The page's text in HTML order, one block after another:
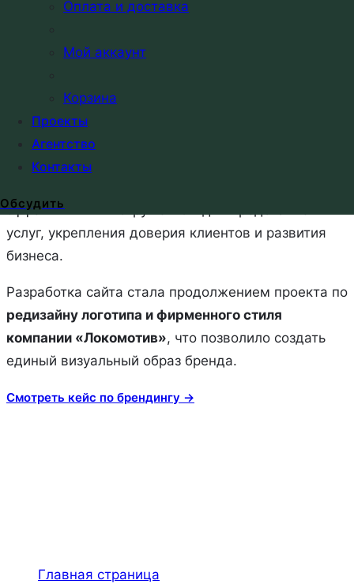
Оплата и доставка
Мой аккаунт
Корзина
Проекты
Агентство
Контакты
Обсудить
проекта были выполнены проектирование
разработка функционального сайта,
презентацию услуг компании. Особое внимание
уделялось простоте взаимодействия, скорости
загрузки страниц и корректному отображению на
различных устройствах. Новый сайт стал частью
эффективным инструментом для представления
услуг, укрепления доверия клиентов и развития
бизнеса.
Разработка сайта стала продолжением проекта по
редизайну логотипа и фирменного стиля
компании «Локомотив», что позволило создать
единый визуальный образ бренда.
Смотреть кейс по брендингу →
Главная страница